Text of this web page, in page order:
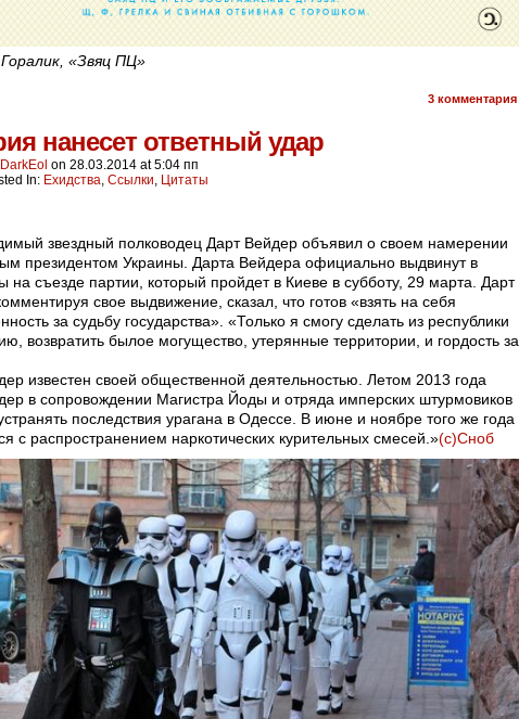
«Звяц ПЦ»
3 комментария
нанесет ответный удар
DarkEol on 28.03.2014 at5:04 пп
In: Ехидства Ссылки Цитаты
звездный полководец Дарт Вейдер объявил о своем намерении
президентом Украины. Дарта Вейдера официально выдвинут в
на съезде партии, который пройдет в Киеве в субботу, 29 марта. Дарт
свое выдвижение, сказал, что готов «взять на себя
за судьбу государства». «Только я смогу сделать из республики
возвратить былое могущество, утерянные территории, и гордость за
известен своей общественной деятельностью. Летом 2013 года
в сопровождении Магистра Йоды и отряда имперских штурмовиков
последствия урагана в Одессе. В июне и ноябре того же года
с распространением наркотических курительных смесей.»(c)Сноб